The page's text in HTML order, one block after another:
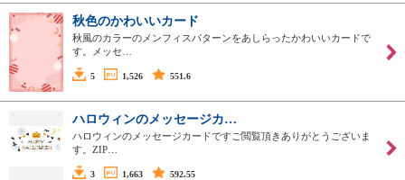
秋色のかわいいカード
秋風のカラーのメンフィスパターンをあしらったかわいいカードで
す。メッセ…
5 1,526 551.6
ハロウィンのメッセージカ…
ハロウィンのメッセージカードですご閲覧頂きありがとうございま
す。ZIP…
3 1,663 592.55